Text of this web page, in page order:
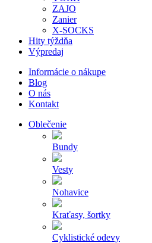
ZAJO
Zanier
X-SOCKS
Hity týždňa
Výpredaj
Informácie o nákupe
Blog
O nás
Kontakt
Oblečenie
Bundy
Vesty
Nohavice
Kraťasy, šortky
Cyklistické odevy